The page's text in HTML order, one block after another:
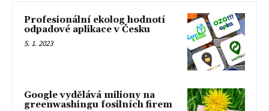
Profesionální ekolog hodnotí
odpadové aplikace v Česku
5. 1. 2023
Google vydělává miliony na
greenwashingu fosilních firem